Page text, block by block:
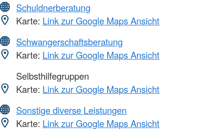
Schuldnerberatung
Karte: Link zur Google Maps Ansicht
Schwangerschaftsberatung
Karte: Link zur Google Maps Ansicht
Selbsthilfegruppen
Karte: Link zur Google Maps Ansicht
Sonstige diverse Leistungen
Karte: Link zur Google Maps Ansicht